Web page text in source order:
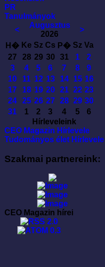
PR
Tanulmányok
<
Augusztus
2026
>
H� Ke Sz Cs P� Sz Va
27
28 29 30 31 1
2
3
4 5 6 7 8
9
10
11 12 13 14 15 16
17
18 19 20 21 22 23
24
25 26 27 28 29 30
31
1 2 3 4 5
6
Hírleveleink
CEO Magazin Hírlevele
Tudományos élet Hírlevele
Szakmai partnereink:
CEO Magazin hírei